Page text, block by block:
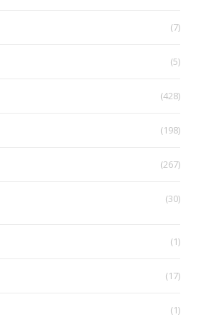
(7)
(5)
(428)
(198)
(267)
(30)
(1)
(17)
(1)